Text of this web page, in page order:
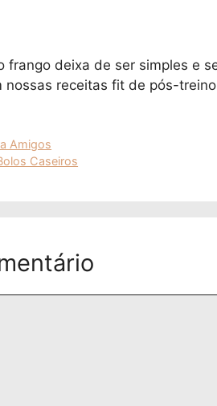
frango deixa de ser simples e
receitas fit de pós-
Amigos
Caseiros